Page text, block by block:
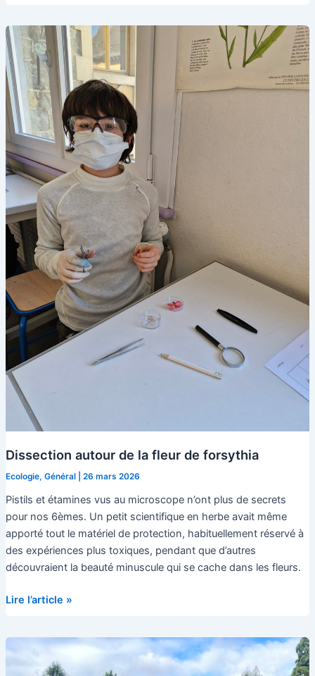
Dissection autour de la fleur de forsythia
Ecologie, Général| 26 mars 2026
Pistils et étamines vus au microscope n’ont plus de secrets
pour nos 6èmes. Un petit scientifique en herbe avait même
apporté tout le matériel de protection, habituellement réservé à
des expériences plus toxiques, pendant que d’autres
découvraient la beauté minuscule qui se cache dans les fleurs.
Dissection
la
Lire l’article »